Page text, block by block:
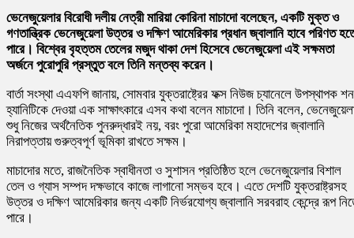
ভেনেজুয়েলার বিরোধী দলীয় নেত্রী মারিয়া কোরিনা মাচাদো বলেছেন, একটি মুক্ত ও
গণতান্ত্রিক ভেনেজুয়েলা উত্তর ও দক্ষিণ আমেরিকার প্রধান জ্বালানি হাবে পরিণত
পারে। বিশ্বের বৃহত্তম তেলের মজুদ থাকা দেশ হিসেবে ভেনেজুয়েলা এই সক্ষমতা
অর্জনে পুরোপুরি প্রস্তুত বলে তিনি মন্তব্য করেন।
বার্তা সংস্থা এএফপি জানায়, সোমবার যুক্তরাষ্ট্রের ফক্স নিউজ চ্যানেলে উপস্থাপক শন
হ্যানিটিকে দেওয়া এক সাক্ষাৎকারে এসব কথা বলেন মাচাদো। তিনি বলেন,
শুধু নিজের অর্থনৈতিক পুনরুদ্ধারই নয়, বরং পুরো আমেরিকা মহাদেশের জ্বালানি
নিরাপত্তায় গুরুত্বপূর্ণ ভূমিকা রাখতে সক্ষম।
মাচাদোর মতে, রাজনৈতিক স্বাধীনতা ও সুশাসন প্রতিষ্ঠিত হলে ভেনেজুয়েলার বিশাল
তেল ও গ্যাস সম্পদ দক্ষভাবে কাজে লাগানো সম্ভব হবে। এতে দেশটি যুক্তরাষ্ট্রসহ
উত্তর ও দক্ষিণ আমেরিকার জন্য একটি নির্ভরযোগ্য জ্বালানি সরবরাহ কেন্দ্রে রূপ
পারে।